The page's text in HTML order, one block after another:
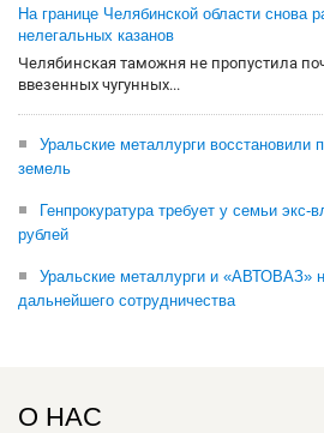
На границе Челябинской области снова
нелегальных казанов
Челябинская таможня не пропустила
ввезенных чугунных...
Уральские металлурги восстановили
земель
Генпрокуратура требует у семьи
рублей
Уральские металлурги и «АВТОВАЗ»
дальнейшего сотрудничества
О НАС